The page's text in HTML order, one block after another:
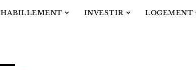
HABILLEMENT INVESTIR LOGEMENT